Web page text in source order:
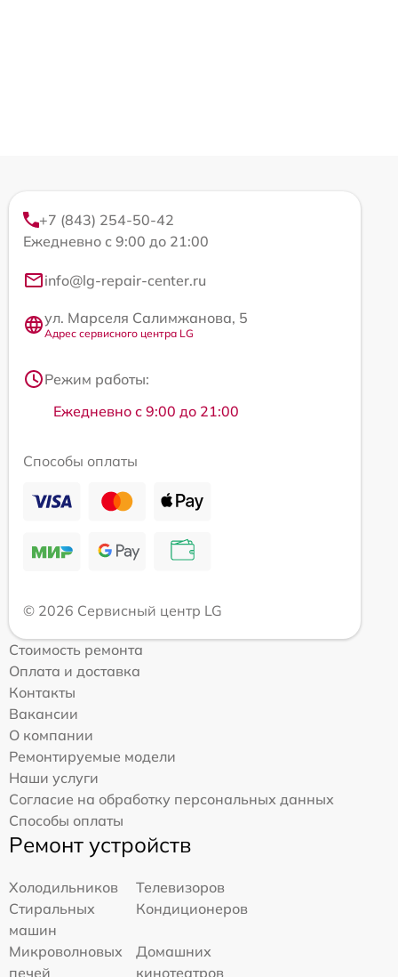
+7 (843) 254-50-42
Ежедневно с 9:00 до 21:00
info@lg-repair-center.ru
ул. Марселя Салимжанова, 5
Адрес сервисного центра LG
Режим работы:
Ежедневно с 9:00 до 21:00
Способы оплаты
© 2026 Сервисный центр LG
Стоимость ремонта
Оплата и доставка
Контакты
Вакансии
О компании
Ремонтируемые модели
Наши услуги
Согласие на обработку персональных данных
Способы оплаты
Ремонт устройств
Холодильников
Телевизоров
Стиральных
машин
Кондиционеров
Микроволновых
печей
Домашних
кинотеатров